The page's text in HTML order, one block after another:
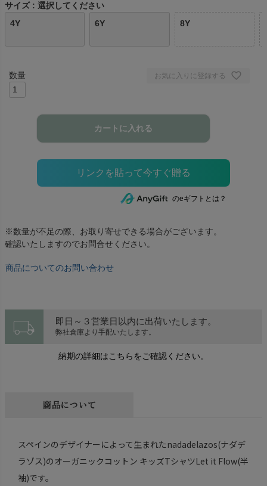
サイズ
選択してください
4Y
6Y 8Y
お気に入りに登録する
カートに入れる
のeギフトとは？
※数量が不足の際、お取り寄せできる場合がございます。
確認いたしますのでお問合せください。
商品についてのお問い合わせ
local_shipping 即日～３営業日以内に出荷いたします。
弊社倉庫より手配いたします。
納期の詳細はこちらをご確認ください。
商品について
スペインのデザイナーによって生まれたnadadelazos(ナダデ
ラゾス)のオーガニックコットン キッズTシャツLet it Flow(半
袖)です。